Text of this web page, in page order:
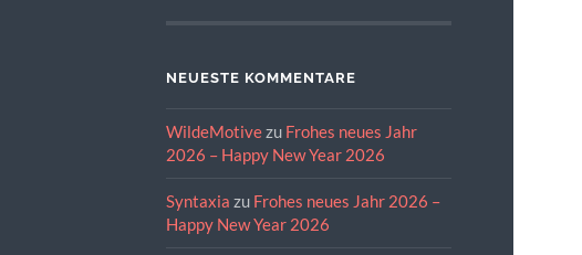
NEUESTE KOMMENTARE
WildeMotivezu Frohes neues Jahr
2026 – Happy New Year 2026
Syntaxia zu Frohes neues Jahr 2026 –
Happy New Year 2026